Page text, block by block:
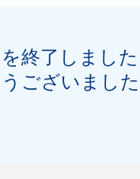
終了しました
ございました